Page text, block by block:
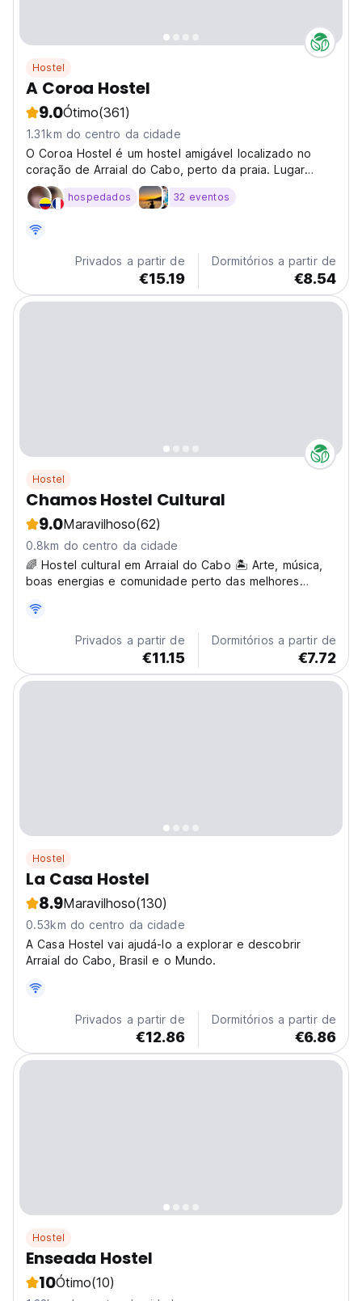
Hostel
A Coroa Hostel
9.0Ótimo(361)
1.31km do centro da cidade
O Coroa Hostel é um hostel amigável localizado no
coração de Arraial do Cabo, perto da praia. Lugar
perfeito para ficar para aqueles que procuram uma
férias inesquecíveis em Arraial do Cabo.
hospedados 32 eventos
Privados a partir de
€15.19
Dormitórios a partir de
€8.54
Hostel
Chamos Hostel Cultural
9.0Maravilhoso(62)
0.8km do centro da cidade
🌈 Hostel cultural em Arraial do Cabo 🏝️ Arte, música,
boas energias e comunidade perto das melhores
Privados a partir de
€11.15
Dormitórios a partir de
€7.72
Hostel
La Casa Hostel
8.9Maravilhoso(130)
0.53km do centro da cidade
A Casa Hostel vai ajudá-lo a explorar e descobrir
Arraial do Cabo, Brasil e o Mundo.
Privados a partir de
€12.86
Dormitórios a partir de
€6.86
Hostel
Enseada Hostel
10Ótimo(10)